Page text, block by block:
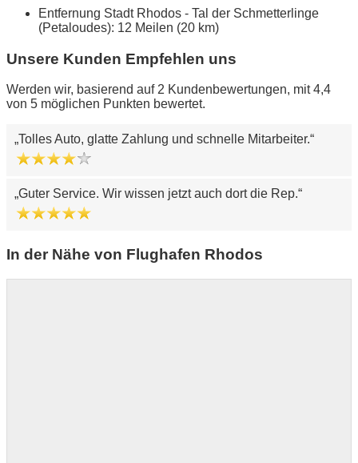
Entfernung Stadt Rhodos - Tal der Schmetterlinge
(Petaloudes): 12 Meilen (20 km)
Unsere Kunden Empfehlen uns
Werden wir, basierend auf 2 Kundenbewertungen, mit 4,4
von 5 möglichen Punkten bewertet.
Tolles Auto, glatte Zahlung und schnelle Mitarbeiter.
Guter Service. Wir wissen jetzt auch dort die Rep.
In der Nähe von Flughafen Rhodos